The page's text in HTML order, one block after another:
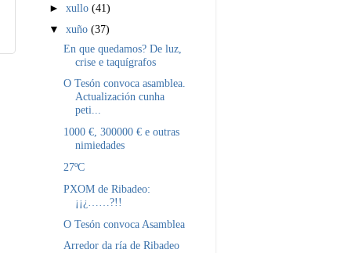
►xullo(41)
▼xuño(37)
En que quedamos? De luz,
crise e taquígrafos
O Tesón convoca asamblea.
Actualización cunha
peti...
1000 €, 300000 € e outras
nimiedades
27ºC
PXOM de Ribadeo:
¡¡¿……?!!
O Tesón convoca Asamblea
Arredor da ría de Ribadeo